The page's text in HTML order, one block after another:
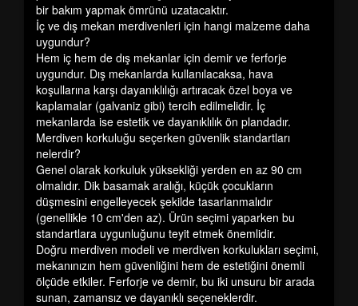
bir bakım yapmak ömrünü uzatacaktır.
İç ve dış mekan merdivenleri için hangi malzeme daha
uygundur?
Hem iç hem de dış mekanlar için demir ve ferforje
uygundur. Dış mekanlarda kullanılacaksa, hava
koşullarına karşı dayanıklılığı artıracak özel boya ve
kaplamalar (galvaniz gibi) tercih edilmelidir. İç
mekanlarda ise estetik ve dayanıklılık ön plandadır.
Merdiven korkuluğu seçerken güvenlik standartları
nelerdir?
Genel olarak korkuluk yüksekliği yerden en az 90 cm
olmalıdır. Dik basamak aralığı, küçük çocukların
düşmesini engelleyecek şekilde tasarlanmalıdır
(genellikle 10 cm'den az). Ürün seçimi yaparken bu
standartlara uygunluğunu teyit etmek önemlidir.
Doğru merdiven modeli ve merdiven korkulukları seçimi,
mekanınızın hem güvenliğini hem de estetiğini önemli
ölçüde etkiler. Ferforje ve demir, bu iki unsuru bir arada
sunan, zamansız ve dayanıklı seçeneklerdir.